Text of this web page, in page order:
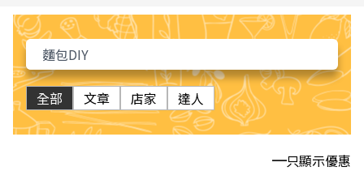
全部 文章 店家 達人
只顯示優惠